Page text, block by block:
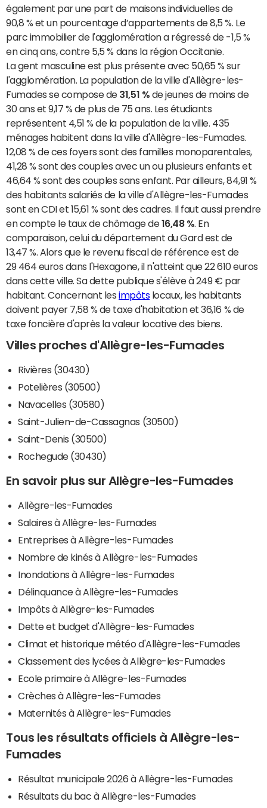
également par une part de maisons individuelles de
90,8 % et un pourcentage d’appartements de 8,5 %. Le
parc immobilier de l'agglomération a régressé de -1,5 %
en cinq ans, contre 5,5 % dans la région Occitanie.
La gent masculine est plus présente avec 50,65 % sur
l'agglomération. La population de la ville d'Allègre-les-
Fumades se compose de 31,51 % de jeunes de moins de
30 ans et 9,17 % de plus de 75 ans. Les étudiants
représentent 4,51 % de la population de la ville. 435
ménages habitent dans la ville d'Allègre-les-Fumades.
12,08 % de ces foyers sont des familles monoparentales,
41,28 % sont des couples avec un ou plusieurs enfants et
46,64 % sont des couples sans enfant. Par ailleurs, 84,91 %
des habitants salariés de la ville d'Allègre-les-Fumades
sont en CDI et 15,61 % sont des cadres. Il faut aussi prendre
en compte le taux de chômage de16,48 % . En
comparaison, celui du département du Gard est de
13,47 %. Alors que le revenu fiscal de référence est de
29 464 euros dans l'Hexagone, il n'atteint que 22 610 euros
dans cette ville. Sa dette publique s'élève à 249 € par
habitant. Concernant lesimpôtslocaux, les habitants
doivent payer 7,58 % de taxe d'habitation et 36,16 % de
taxe foncière d'après la valeur locative des biens.
Villes proches d'Allègre-les-Fumades
Rivières (30430)
Potelières (30500)
Navacelles (30580)
Saint-Julien-de-Cassagnas (30500)
Saint-Denis (30500)
Rochegude (30430)
En savoir plus sur Allègre-les-Fumades
Allègre-les-Fumades
Salaires à Allègre-les-Fumades
Entreprises à Allègre-les-Fumades
Nombre de kinés à Allègre-les-Fumades
Inondations à Allègre-les-Fumades
Délinquance à Allègre-les-Fumades
Impôts à Allègre-les-Fumades
Dette et budget d'Allègre-les-Fumades
Climat et historique météo d'Allègre-les-Fumades
Classement des lycées à Allègre-les-Fumades
Ecole primaire à Allègre-les-Fumades
Crèches à Allègre-les-Fumades
Maternités à Allègre-les-Fumades
Tous les résultats officiels à Allègre-les-
Fumades
Résultat municipale 2026 à Allègre-les-Fumades
Résultats du bac à Allègre-les-Fumades